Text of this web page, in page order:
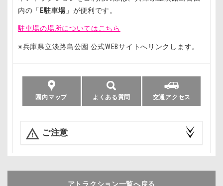
内の「 E駐車場」が便利です。
駐車場の場所についてはこちら
※兵庫県立淡路島公園 公式WEBサイトへリンクします。
園内マップ よくある質問 交通アクセス
ご注意
アトラクション一覧へ戻る